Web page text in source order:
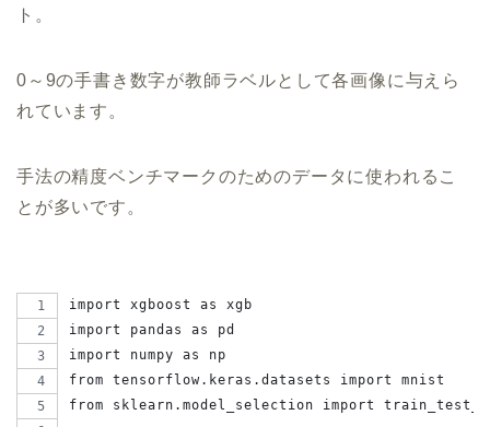
ト。
0～9の手書き数字が教師ラベルとして各画像に与えら
れています。
手法の精度ベンチマークのためのデータに使われるこ
とが多いです。
import xgboost as xgb
import pandas as pd
import numpy as np
from tensorflow.keras.datasets import mnist
from sklearn.model_selection import